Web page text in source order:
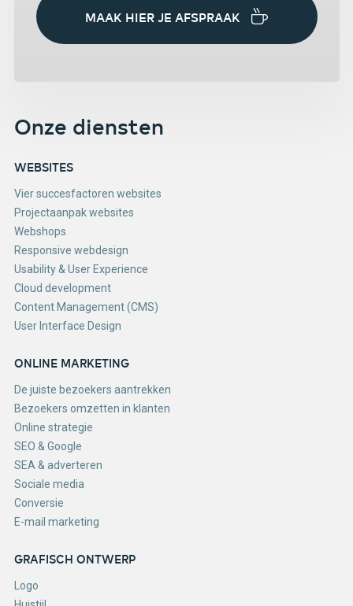
MAAK HIER JE AFSPRAAK
Onze diensten
WEBSITES
Vier succesfactoren websites
Projectaanpak websites
Webshops
Responsive webdesign
Usability & User Experience
Cloud development
Content Management (CMS)
User Interface Design
ONLINE MARKETING
De juiste bezoekers aantrekken
Bezoekers omzetten in klanten
Online strategie
SEO & Google
SEA & adverteren
Sociale media
Conversie
E-mail marketing
GRAFISCH ONTWERP
Logo